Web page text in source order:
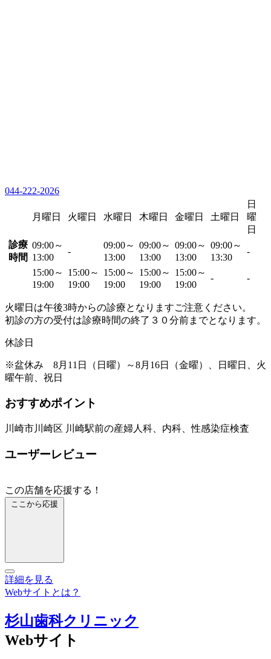
044-222-2026
月曜日 火曜日 水曜日 木曜日 金曜日 土曜日
日
曜
日
診療
時間
09:00～
13:00
-
09:00～
13:00
09:00～
13:00
09:00～
13:00
09:00～
13:30
-
15:00～
19:00
15:00～
19:00
15:00～
19:00
15:00～
19:00
15:00～
19:00
- -
火曜日は午後3時からの診療となりますご注意ください。
初診の方の受付は診療時間の終了３０分前までとなります。
休診日
※盆休み 8月11日（日曜）～8月16日（金曜）、日曜日、火
曜午前、祝日
おすすめポイント
川崎市川崎区 川崎駅前の産婦人科、内科、性感染症検査
ユーザーレビュー
この店舗を応援する！
ここから応援
詳細を見る
Webサイトとは？
杉山歯科クリニック
Webサイト